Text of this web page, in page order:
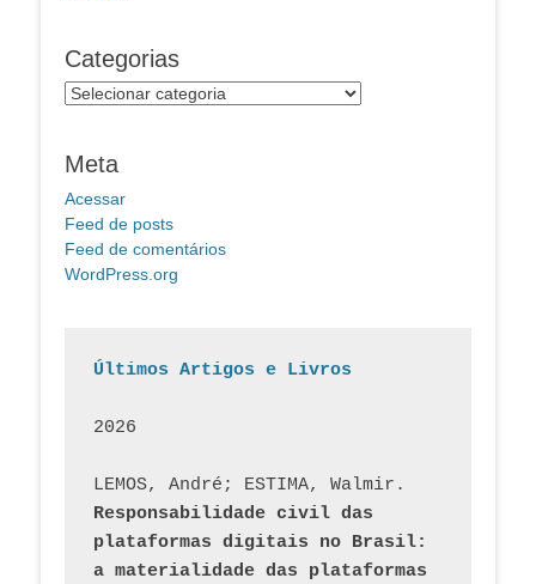
Categorias
Categorias
Meta
Acessar
Feed de posts
Feed de comentários
WordPress.org
Últimos Artigos e Livros
2026
Responsabilidade civil das
plataformas digitais no Brasil:
a materialidade das plataformas